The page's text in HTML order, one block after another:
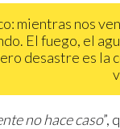
mientras nos
El fuego, el
desastre es la
no hace caso”,